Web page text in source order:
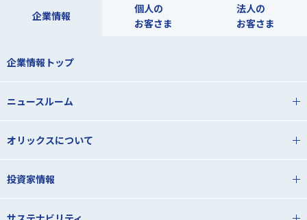
企業情報
個人の
お客さま
法人の
お客さま
企業情報トップ
ニュースルーム
オリックスについて
投資家情報